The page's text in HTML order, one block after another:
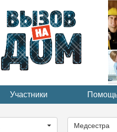
Участники
категорию...
Медсестра